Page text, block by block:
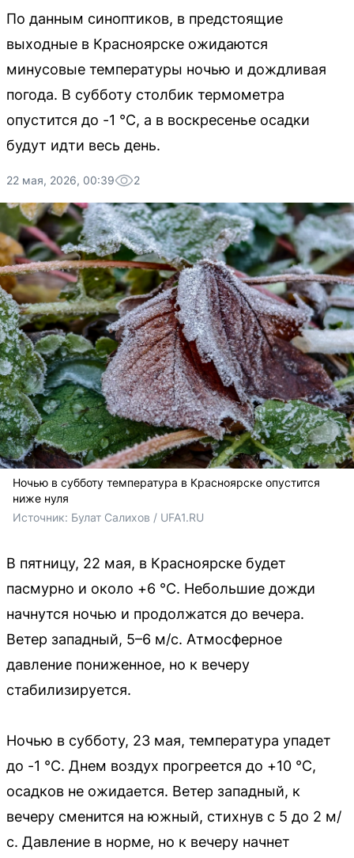
По данным синоптиков, в предстоящие
выходные в Красноярске ожидаются
минусовые температуры ночью и дождливая
погода. В субботу столбик термометра
опустится до -1 °C, а в воскресенье осадки
будут идти весь день.
22 мая, 2026, 00:39 2
Ночью в субботу температура в Красноярске опустится
ниже нуля
Источник: Булат Салихов / UFA1.RU
В пятницу, 22 мая, в Красноярске будет
пасмурно и около +6 °C. Небольшие дожди
начнутся ночью и продолжатся до вечера.
Ветер западный, 5–6 м/с. Атмосферное
давление пониженное, но к вечеру
стабилизируется.
Ночью в субботу, 23 мая, температура упадет
до -1 °C. Днем воздух прогреется до +10 °C,
осадков не ожидается. Ветер западный, к
вечеру сменится на южный, стихнув с 5 до 2 м/
с. Давление в норме, но к вечеру начнет